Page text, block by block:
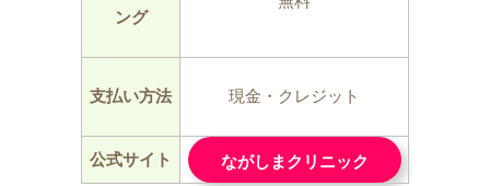
ング
支払い方法 現金・クレジット
公式サイト
ながしまクリニック